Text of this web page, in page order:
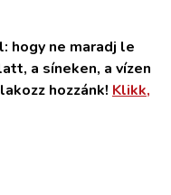
hogy ne maradj le
a síneken, a vízen
hozzánk! Klikk,